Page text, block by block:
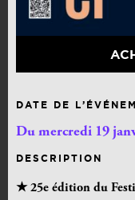
DATE DE
Du mercredi 19
DESCRIPTION
★ 25e édition du